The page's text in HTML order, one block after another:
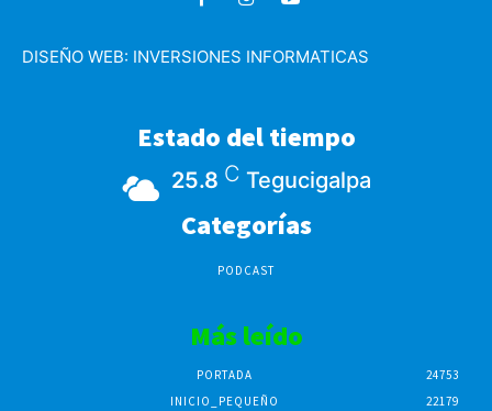
DISEÑO WEB: INVERSIONES INFORMATICAS
Estado del tiempo
25.8 C Tegucigalpa
Categorías
PODCAST
Más leído
PORTADA
24753
INICIO_PEQUEÑO
22179